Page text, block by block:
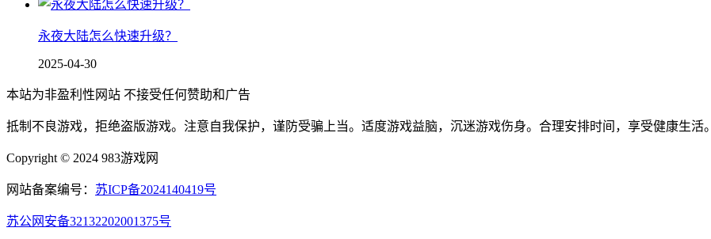
永夜大陆怎么快速升级？
2025-04-30
本站为非盈利性网站 不接受任何赞助和广告
抵制不良游戏，拒绝盗版游戏。注意自我保护，谨防受骗上当。适度游戏益脑，沉迷游戏伤身。合理安排时间，享受健康生活。
Copyright © 2024 983游戏网
网站备案编号： 苏ICP备2024140419号
苏公网安备32132202001375号